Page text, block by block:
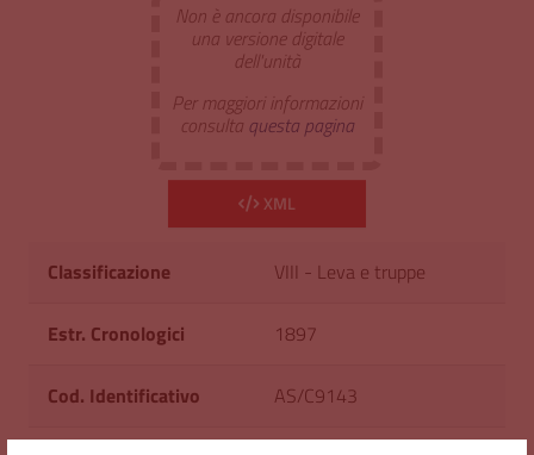
Non è ancora disponibile
una versione digitale
dell'unità
Per maggiori informazioni
consulta questa pagina
XML
Classificazione VIII - Leva e truppe
Estr. Cronologici 1897
Cod. Identificativo AS/C9143